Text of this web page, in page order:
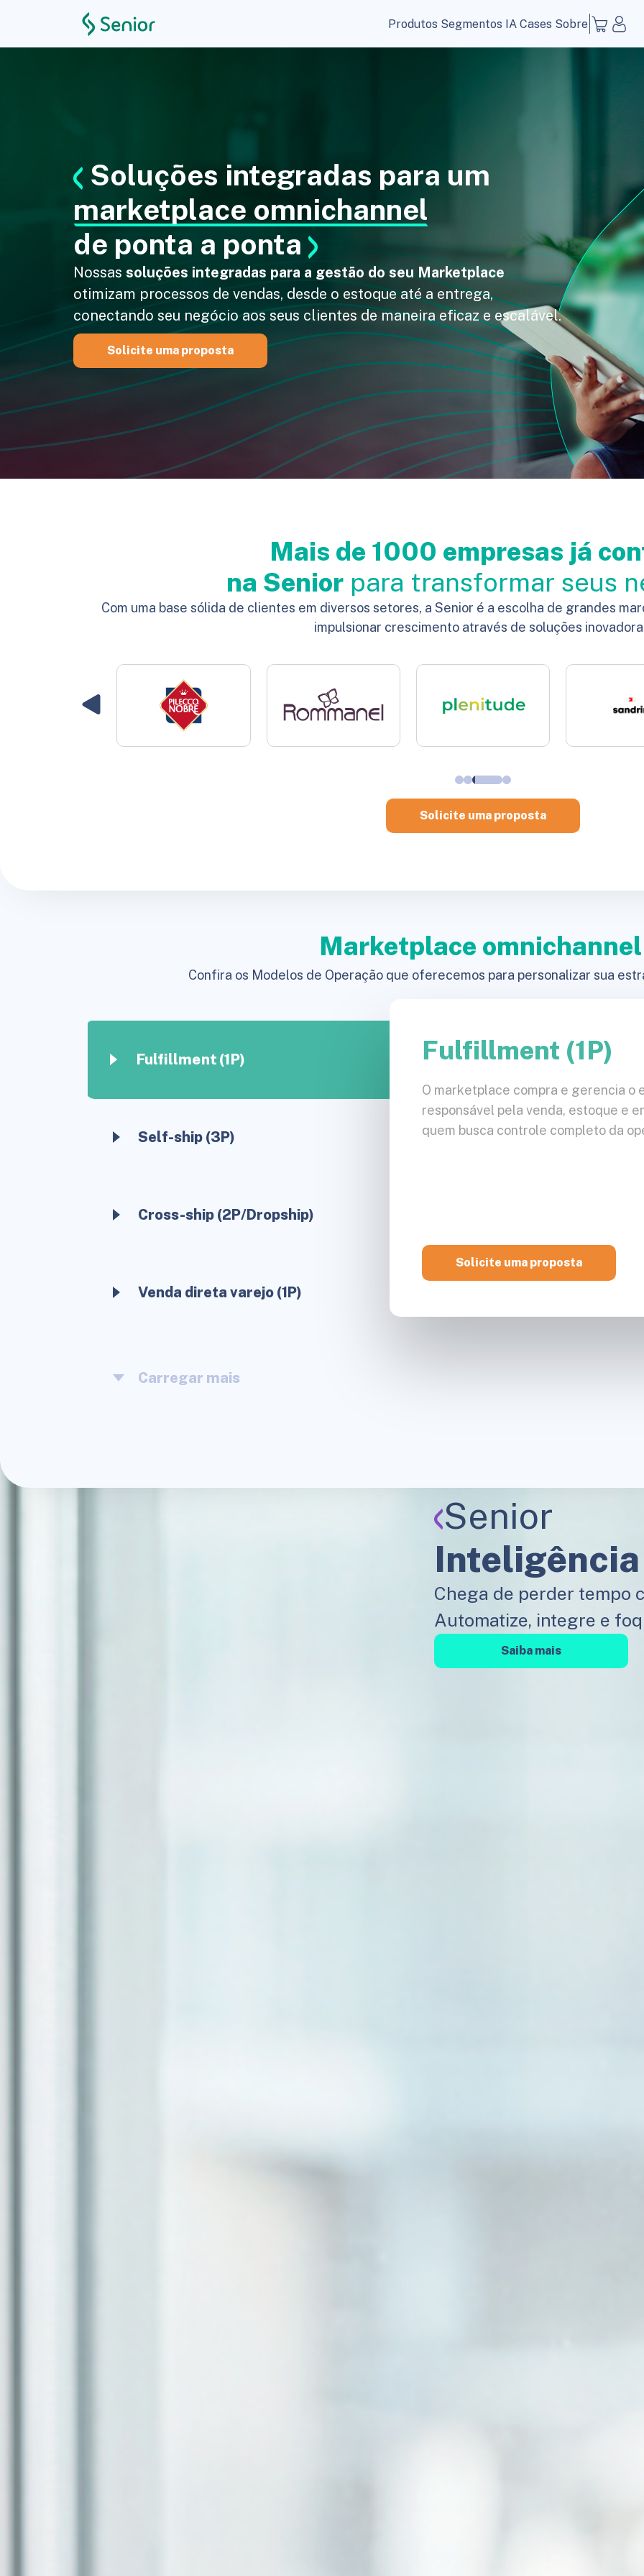
Produtos Segmentos IA Cases Sobre
Soluções integradas para um
marketplace omnichannel
de ponta a ponta
Nossas soluções integradas para a gestão do seu Marketplace
otimizam processos de vendas, desde o estoque até a entrega,
conectando seu negócio aos seus clientes de maneira eficaz e escalável.
Solicite uma proposta
Mais de 1000 empresas já
na Senior para transformar seus
Com uma base sólida de clientes em diversos setores, a Senior é a escolha de grandes
impulsionar crescimento através de soluções
Solicite uma proposta
Marketplace
Confira os Modelos de Operação que oferecemos para personalizar sua
Fulfillment (1P)
Self-ship (3P)
Cross-ship (2P/Dropship)
Venda direta varejo (1P)
Carregar mais
Fulfillment (1P)
O marketplace compra e gerencia o
responsável pela venda, estoque e
quem busca controle completo da
Solicite uma proposta
Senior
Chega de perder tempo
Automatize, integre e
Saiba mais